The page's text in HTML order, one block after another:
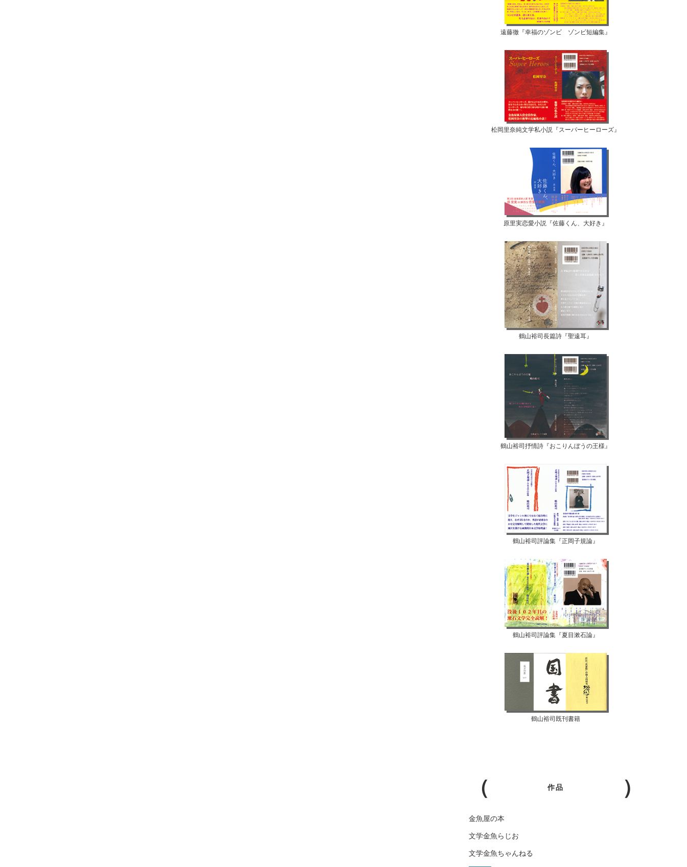
遠藤徹『幸福のゾンビ ゾンビ短編集』
松岡里奈純文学私小説『スーパーヒーローズ』
原里実恋愛小説『佐藤くん、大好き』
鶴山裕司長篇詩『聖遠耳』
鶴山裕司抒情詩『おこりんぼうの王様』
鶴山裕司評論集『正岡子規論』
鶴山裕司評論集『夏目漱石論』
鶴山裕司既刊書籍
作品
金魚屋の本
文学金魚らじお
文学金魚ちゃんねる